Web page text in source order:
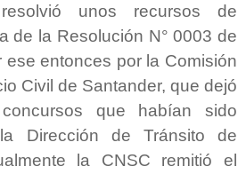
unos recursos de
de la Resolución N° 0003 de
ese entonces por la Comisión
Civil de Santander, que dejó
que habían sido
Dirección de Tránsito de
la CNSC remitió el